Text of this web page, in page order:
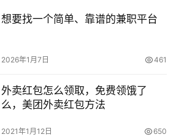
想要找一个简单、靠谱的兼职平台
2026年1月7日 461
外卖红包怎么领取，免费领饿了
么，美团外卖红包方法
2021年1月12日 650